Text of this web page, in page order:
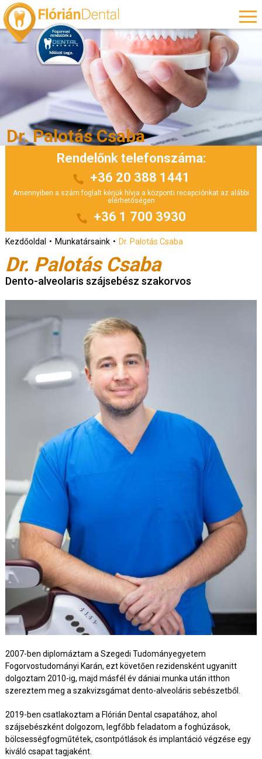
Dr. Palotás Csaba
Rendelőnk telefonszáma:
+36 20 388 1441
Amennyiben a szám foglalt kérjük hívja a központi recepciónkat az alábbi
elérhetőségen
+36 1 700 3930
Kezdőoldal Munkatársaink Dr. Palotás Csaba
Dr. Palotás Csaba
Dento-alveolaris szájsebész szakorvos
2007-ben diplomáztam a Szegedi Tudományegyetem
Fogorvostudományi Karán, ezt követően rezidensként ugyanitt
dolgoztam 2010-ig, majd másfél év dániai munka után itthon
szereztem meg a szakvizsgámat dento-alveoláris sebészetből.
2019-ben csatlakoztam a Flórián Dental csapatához, ahol
szájsebészként dolgozom, legfőbb feladatom a foghúzások,
bölcsességfogműtétek, csontpótlások és implantáció végzése egy
kiváló csapat tagjaként.